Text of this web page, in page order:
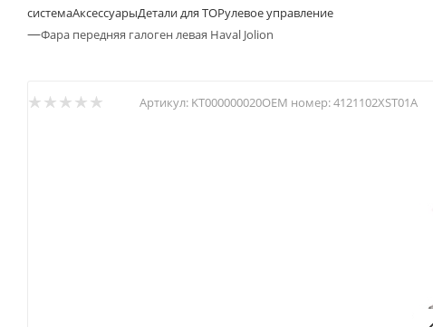
системаАксессуарыДетали для ТОРулевое управление
—Фара передняя галоген левая Haval Jolion
Артикул: KT000000020OEM номер:4121102XST01A